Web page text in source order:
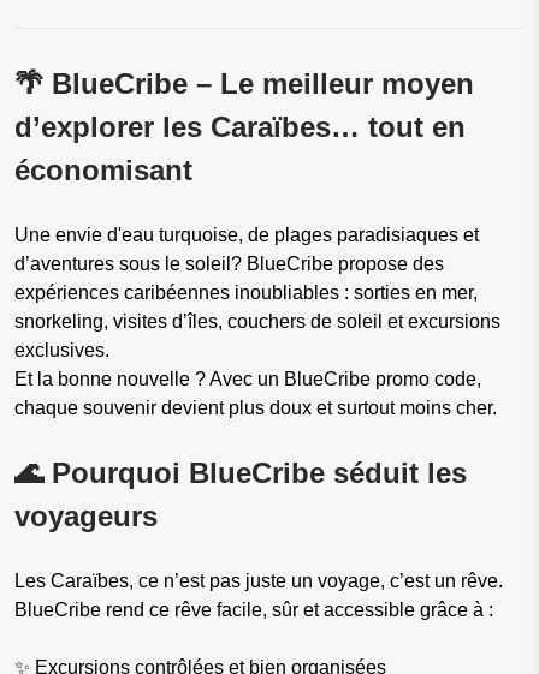
🌴 BlueCribe – Le meilleur moyen
d’explorer les Caraïbes… tout en
économisant
Une envie d'eau turquoise, de plages paradisiaques et
d’aventures sous le soleil? BlueCribe propose des
expériences caribéennes inoubliables : sorties en mer,
snorkeling, visites d’îles, couchers de soleil et excursions
exclusives.
Et la bonne nouvelle ? Avec un BlueCribe promo code,
chaque souvenir devient plus doux et surtout moins cher.
🌊 Pourquoi BlueCribe séduit les
voyageurs
Les Caraïbes, ce n’est pas juste un voyage, c’est un rêve.
BlueCribe rend ce rêve facile, sûr et accessible grâce à :
✨ Excursions contrôlées et bien organisées